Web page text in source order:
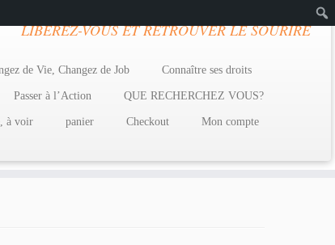
LIBEREZ-VOUS ET RETROUVER LE SOURIRE
de Vie, Changez de Job Connaître ses droits
Passer à l’Action QUE RECHERCHEZ VOUS?
à voir panier Checkout Mon compte